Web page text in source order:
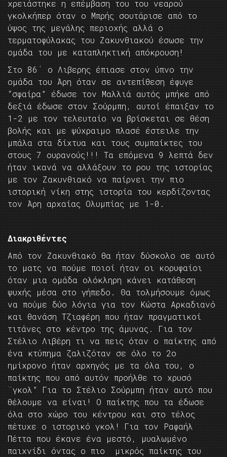
χρειάστηκε η επέμβαση του του νεαρού
γκολκήπερ όταν ο Μπρής σουτάρισε από το
ύψος της μεγάλης περιοχής αλλά ο
τερματοφύλακας του Ζακυνθιακού έσωσε την
ομάδα του με καταπληκτική απόκρουση!
Στο 86΄ ο Λιβερης έπιασε στον ύπνο την
ομάδα του Άρη όταν σε αντεπίθεση έφυγε
“σφαίρα” έδωσε τον Μαλλιά αυτός μπήκε από
δεξιά έδωσε στον Σούρμπη, αυτοί έπαιξαν το
1-2 με τον τελευταίο να βρίσκεται σε θέση
βολής και με ψύχραιμο πλασέ έστειλε την
μπάλα στα δίχτυα και τους συμπαίκτες του
στους 7 ουρανούς!!! Τα επόμενα 9 λεπτά δεν
ήταν ικανά να αλλάξουν το ρου της ιστορίας
με τον Ζακυνθιακό να παίρνει την πιο
ιστορική νίκη στης ιστορία του κερδίζοντας
τον Άρη αρχαίας Ολυμπίας με 1-0.
Διακριθέντες
Από τον Ζακυνθιακό θα ήταν δύσκολο σε αυτό
το ματς να πούμε ποιοί ήταν οι κορυφαίοι
όταν μια ομάδα ολόκληρη κάνει κατάθεση
ψυχής μέσα στο γήπεδο. Θα τολμήσουμε όμως
να πούμε δύο λόγια για τον Κώστα Αρκαδιανό
και θανάση Τζιαφέρη που ήταν πραγματικοί
τιτάνες στο κέντρο της άμυνας. Για τον
Στέλιο Λιβέρη τι να πεις όταν ο παίκτης από
ένα κτύπημα ζαλιζόταν σε όλο το 2ο
ημίχρονο ήταν αρχηγός με τα όλα του, ο
παίκτης που από αυτόν προήλθε το χρυσό
¨γκολ” Για το Στέλιο Σούρμπη ήταν αυτό που
θέλουμε να είναι! Ο παίκτης που τα έδωσε
όλα στο χώρο του κέντρου και στο τέλος
πέτυχε ο ιστορικό γκολ! Για τον Ραφαήλ
Πέττα που έκανε ένα μεστό, μυαλωμένο
παιχνίδι όντας ο πιο μικρός παίκτης του